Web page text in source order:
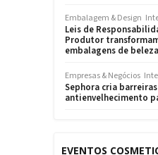
Embalagem & Design
Leis de
Produtor
embalagens de
Empresas & Negócios
Sephora cria
antienvelhecimento
EVENTOS